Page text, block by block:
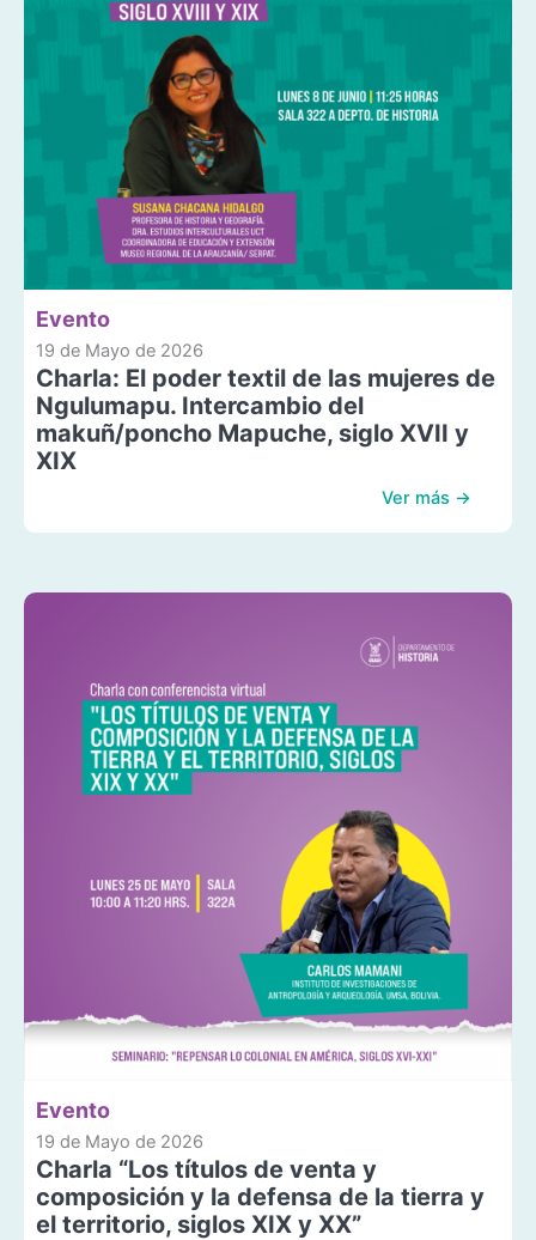
Evento
19 de Mayo de 2026
Charla: El poder textil de las mujeres de
Ngulumapu. Intercambio del
makuñ/poncho Mapuche, siglo XVII y
XIX
Ver más →
Evento
19 de Mayo de 2026
Charla “Los títulos de venta y
composición y la defensa de la tierra y
el territorio, siglos XIX y XX”